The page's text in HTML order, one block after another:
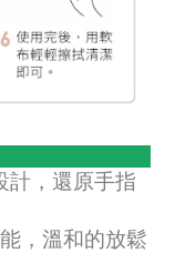
計，還原手指
，溫和的放鬆